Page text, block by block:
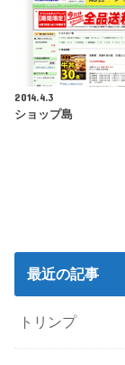
2014.4.3
ショップ島
最近の記事
トリンプ